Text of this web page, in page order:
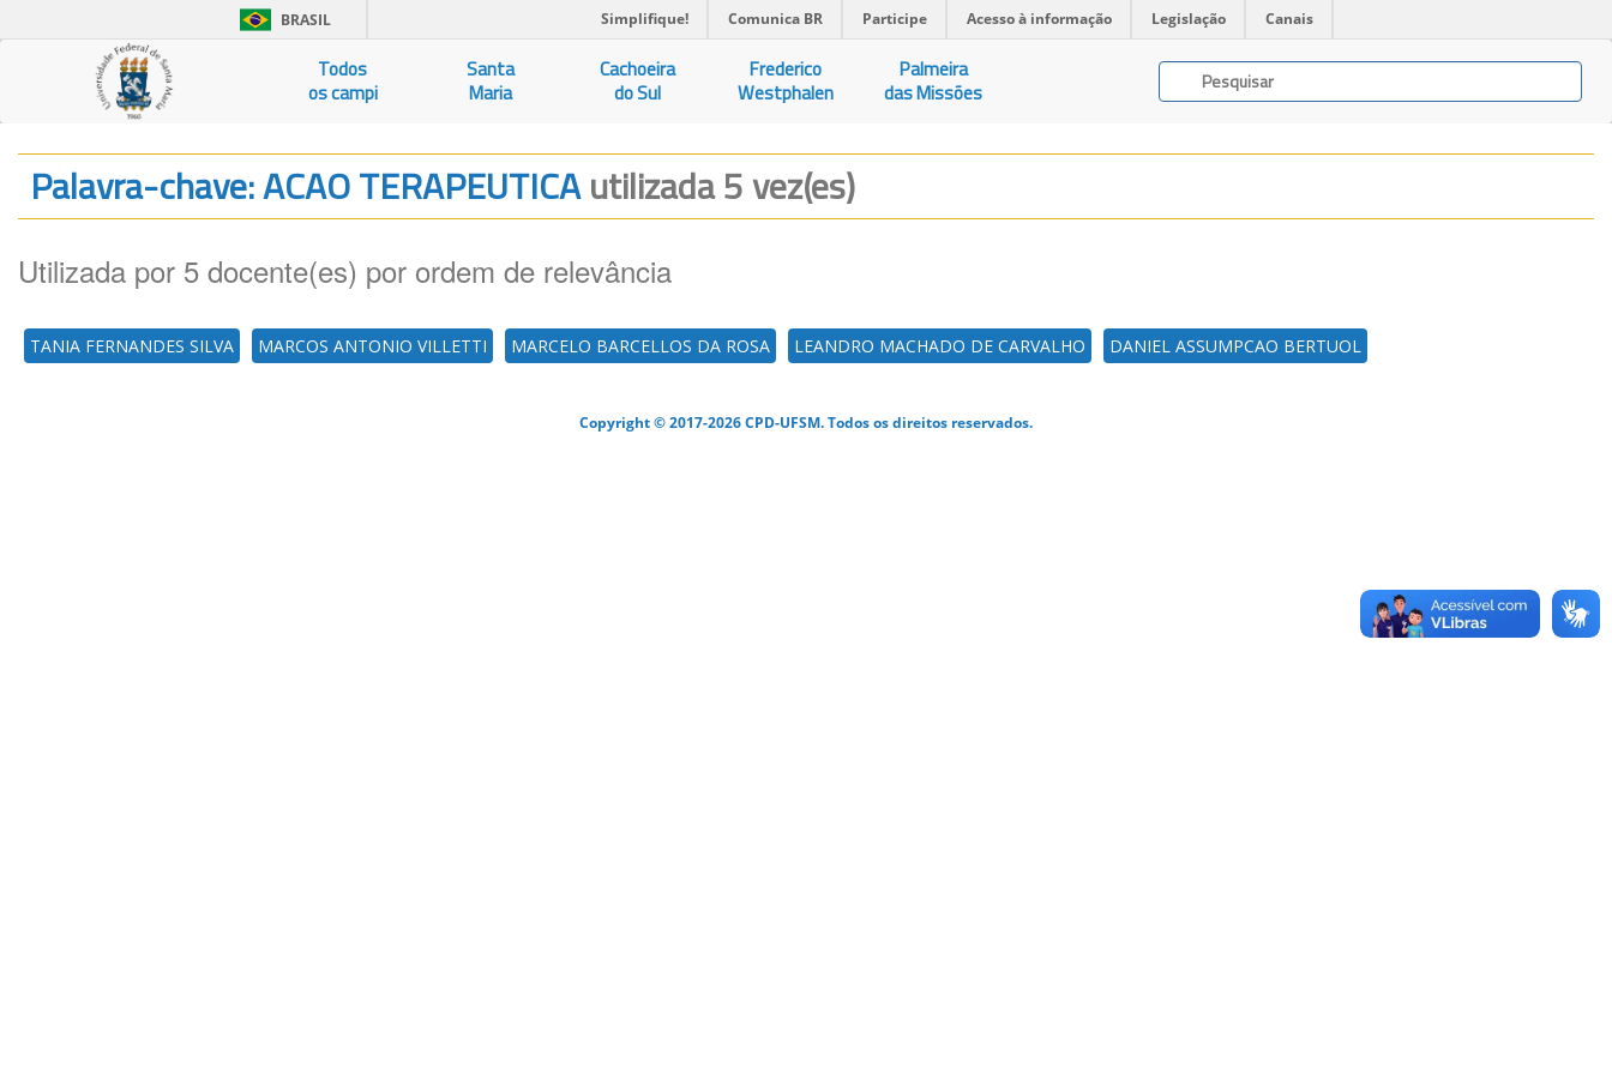
BRASIL Simplifique! Comunica BR Participe Acesso à informação Legislação Canais
Todos
os campi
Santa
Maria
Cachoeira
do Sul
Frederico
Westphalen
Palmeira
das Missões
Palavra-chave: ACAO TERAPEUTICAutilizada 5 vez(es)
Utilizada por 5 docente(es) por ordem de relevância
TANIA FERNANDES SILVA MARCOS ANTONIO VILLETTI MARCELO BARCELLOS DA ROSA LEANDRO MACHADO DE CARVALHO DANIEL ASSUMPCAO BERTUOL
Copyright © 2017-2026 CPD-UFSM. Todos os direitos reservados.